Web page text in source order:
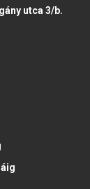
utca 3/b.